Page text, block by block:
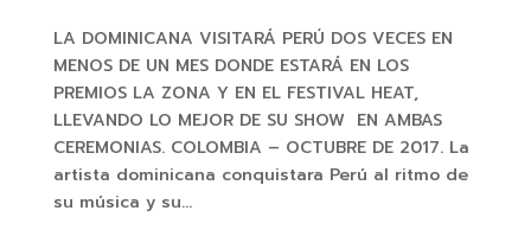
LA DOMINICANA VISITARÁ PERÚ DOS VECES EN
MENOS DE UN MES DONDE ESTARÁ EN LOS
PREMIOS LA ZONA Y EN EL FESTIVAL HEAT,
LLEVANDO LO MEJOR DE SU SHOW EN AMBAS
CEREMONIAS. COLOMBIA – OCTUBRE DE 2017. La
artista dominicana conquistara Perú al ritmo de
su música y su...